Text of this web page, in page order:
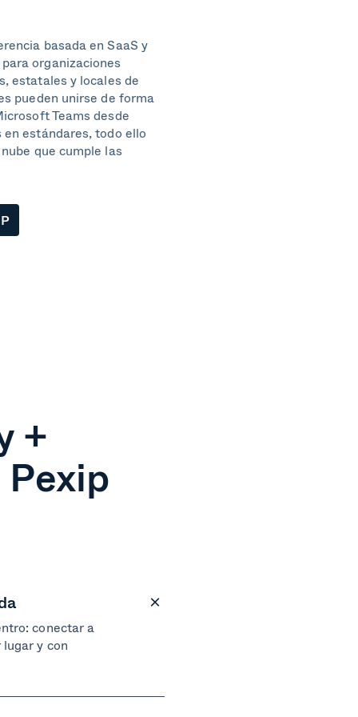
basada en SaaS y
organizaciones
estatales y locales de
pueden unirse de forma
Teams desde
estándares, todo ello
que cumple las
+
conectar a
y con